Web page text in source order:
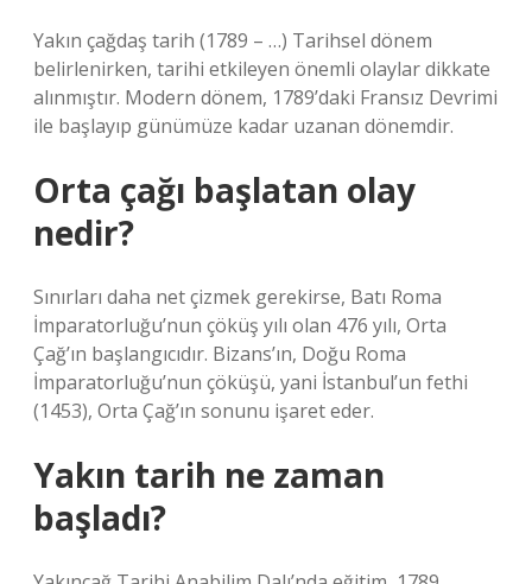
Yakın çağdaş tarih (1789 – …) Tarihsel dönem
belirlenirken, tarihi etkileyen önemli olaylar dikkate
alınmıştır. Modern dönem, 1789’daki Fransız Devrimi
ile başlayıp günümüze kadar uzanan dönemdir.
Orta çağı başlatan olay
nedir?
Sınırları daha net çizmek gerekirse, Batı Roma
İmparatorluğu’nun çöküş yılı olan 476 yılı, Orta
Çağ’ın başlangıcıdır. Bizans’ın, Doğu Roma
İmparatorluğu’nun çöküşü, yani İstanbul’un fethi
(1453), Orta Çağ’ın sonunu işaret eder.
Yakın tarih ne zaman
başladı?